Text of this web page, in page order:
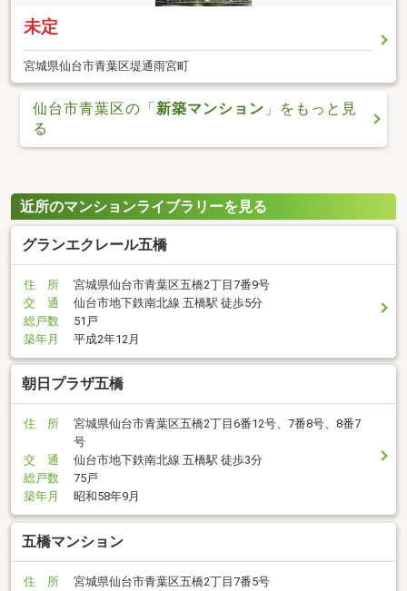
未定
宮城県仙台市青葉区堤通雨宮町
仙台市青葉区の「新築マンション 」をもっと見
る
近所のマンションライブラリーを見る
グランエクレール五橋
住 所
宮城県仙台市青葉区五橋2丁目7番9号
交 通
仙台市地下鉄南北線 五橋駅 徒歩5分
総戸数
51戸
築年月
平成2年12月
朝日プラザ五橋
住 所
宮城県仙台市青葉区五橋2丁目6番12号、7番8号、8番7
号
交 通
仙台市地下鉄南北線 五橋駅 徒歩3分
総戸数
75戸
築年月
昭和58年9月
五橋マンション
住 所
宮城県仙台市青葉区五橋2丁目7番5号